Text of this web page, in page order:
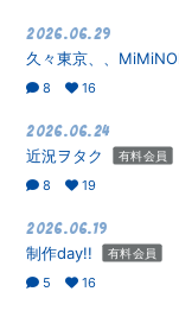
2026.06.29
久々東京、、
8 16
2026.06.24
近況ヲタク 有料会員
8 19
2026.06.19
制作day!! 有料会員
5 16